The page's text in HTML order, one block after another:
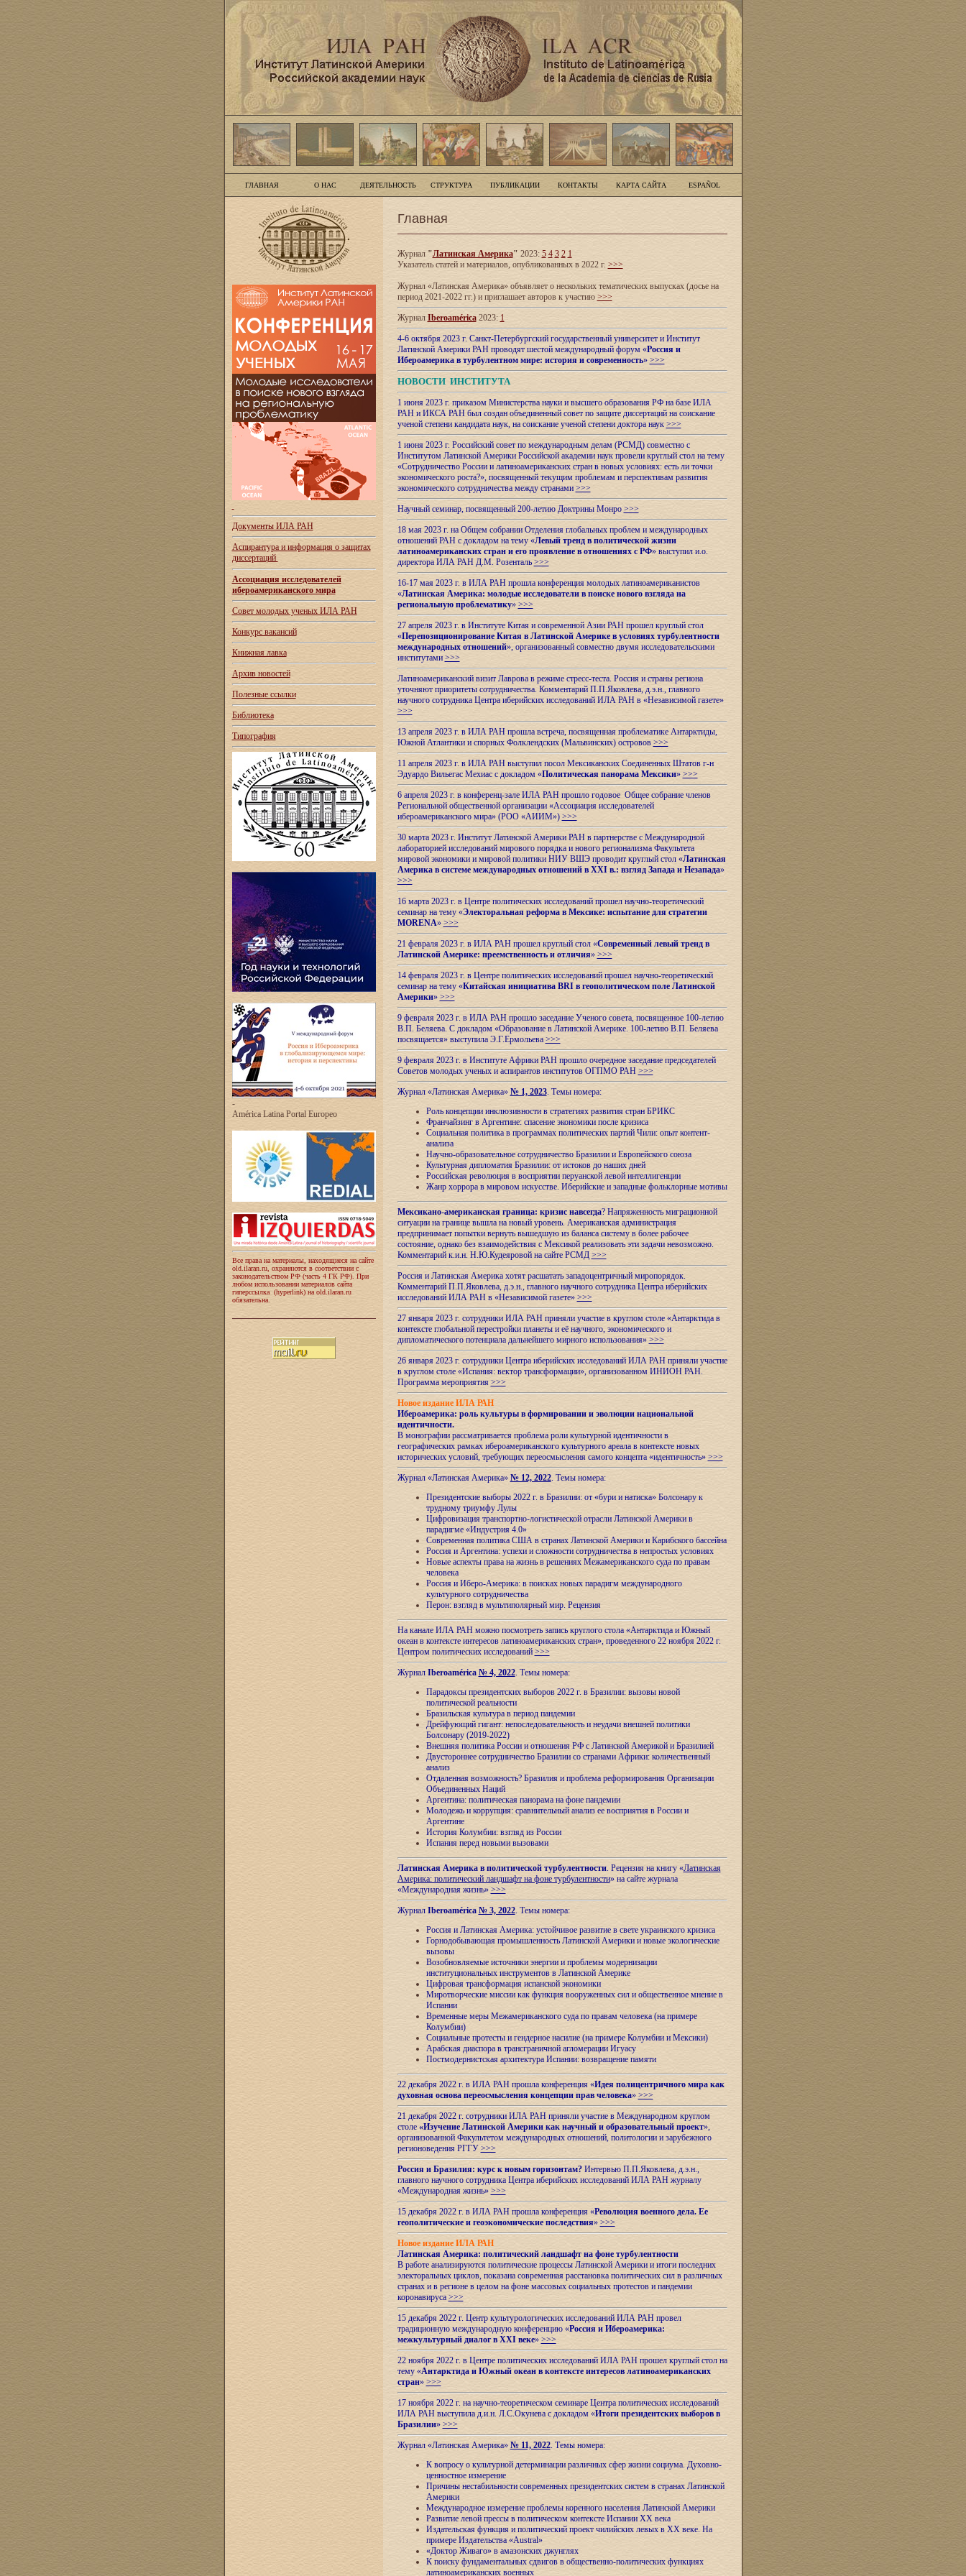
ГЛАВНАЯ О НАС ДЕЯТЕЛЬНОСТЬ СТРУКТУРА ПУБЛИКАЦИИ КОНТАКТЫ КАРТА САЙТА ESPAÑOL
Документы ИЛА РАН
Аспирантура и информация о защитах
диссертаций
Ассоциация исследователей
ибероамериканского мира
Совет молодых ученых ИЛА РАН
Конкурс вакансий
Книжная лавка
Архив новостей
Полезные ссылки
Библиотека
Типография
-
América Latina Portal Europeo
Все права на материалы, находящиеся на сайте
old.ilaran.ru, охраняются в соответствии с
законодательством РФ (часть 4 ГК РФ). При
любом использовании материалов сайта
гиперссылка (hyperlink) на old.ilaran.ru
обязательна.
Главная
Журнал"Латинская Америка" 2023: 5 4 3 2 1
Указатель статей и материалов, опубликованных в 2022 г. >>>
Журнал «Латинская Америка» объявляет о нескольких тематических выпусках (досье на
период 2021-2022 гг.) и приглашает авторов к участию >>>
Журнал Iberoamérica2023: 1
4-6 октября 2023 г. Санкт-Петербургский государственный университет и Институт
Латинской Америки РАН проводят шестой международный форум «Россия и
Ибероамерика в турбулентном мире: история и современность» >>>
НОВОСТИ ИНСТИТУТА
1 июня 2023 г. приказом Министерства науки и высшего образования РФ на базе ИЛА
РАН и ИКСА РАН был создан объединенный совет по защите диссертаций на соискание
ученой степени кандидата наук, на соискание ученой степени доктора наук >>>
1 июня 2023 г. Российский совет по международным делам (РСМД) совместно с
Институтом Латинской Америки Российской академии наук провели круглый стол на тему
«Сотрудничество России и латиноамериканских стран в новых условиях: есть ли точки
экономического роста?», посвященный текущим проблемам и перспективам развития
экономического сотрудничества между странами >>>
Научный семинар, посвященный 200-летию Доктрины Монро>>>
18 мая 2023 г. на Общем собрании Отделения глобальных проблем и международных
отношений РАН с докладом на тему «Левый тренд в политической жизни
латиноамериканских стран и его проявление в отношениях с РФ» выступил и.о.
директора ИЛА РАН Д.М. Розенталь >>>
16-17 мая 2023 г. в ИЛА РАН прошла конференция молодых латиноамериканистов
«Латинская Америка: молодые исследователи в поиске нового взгляда на
региональную проблематику» >>>
27 апреля 2023 г. в Институте Китая и современной Азии РАН прошел круглый стол
«Перепозиционирование Китая в ЛатинскойАмерике в условиях турбулентности
международных отношений», организованный совместно двумя исследовательскими
институтами >>>
Латиноамериканский визит Лаврова в режиме стресс-теста. Россия и страны региона
уточняют приоритеты сотрудничества. Комментарий П.П.Яковлева, д.э.н., главного
научного сотрудника Центра иберийских исследований ИЛА РАН в «Независимой газете»
>>>
13 апреля 2023 г. в ИЛА РАН прошла встреча, посвященная проблематике Антарктиды,
Южной Атлантики и спорных Фолклендских (Мальвинских) островов >>>
11 апреля 2023 г. в ИЛА РАН выступил посол Мексиканских Соединенных Штатов г-н
Эдуардо Вильегас Мехиас c докладом «Политическая панорама Мексики» >>>
6 апреля 2023 г. в конференц-зале ИЛА РАН прошло годовое Общее собрание членов
Региональной общественной организации «Ассоциация исследователей
ибероамериканского мира» (РОО «АИИМ») >>>
30 марта 2023 г. Институт Латинской Америки РАН в партнерстве с Международной
лабораторией исследований мирового порядка и нового регионализма Факультета
мировой экономики и мировой политики НИУ ВШЭ проводит круглый стол «Латинская
Америка в системе международных отношений в XXI в.: взгляд Запада и Незапада»
>>>
16 марта 2023 г. в Центре политических исследований прошел научно-теоретический
семинар на тему «Электоральная реформа в Мексике: испытание для стратегии
MORENA» >>>
21 февраля 2023 г. в ИЛА РАН прошел круглый стол «Современный левый тренд в
Латинской Америке: преемственность и отличия» >>>
14 февраля 2023 г. в Центре политических исследований прошел научно-теоретический
семинар на тему «Китайская инициатива BRI в геополитическом поле Латинской
Америки» >>>
9 февраля 2023 г. в ИЛА РАН прошло заседание Ученого совета, посвященное 100-летию
В.П. Беляева. С докладом «Образование в Латинской Америке. 100-летию В.П. Беляева
посвящается» выступила Э.Г.Ермольева >>>
9 февраля 2023 г. в Институте Африки РАН прошло очередное заседание председателей
Советов молодых ученых и аспирантов институтов ОГПМО РАН >>>
Журнал «Латинская Америка» № 1, 2023. Темы номера:
Роль концепции инклюзивности в стратегиях развития стран БРИКС
Франчайзинг в Аргентине: спасение экономики после кризиса
Социальная политика в программах политических партий Чили: опыт контент-
анализа
Научно-образовательное сотрудничество Бразилии и Европейского союза
Культурная дипломатия Бразилии: от истоков до наших дней
Российская революция в восприятии перуанской левой интеллигенции
Жанр хоррора в мировом искусстве. Иберийские и западные фольклорные мотивы
Мексикано-американская граница: кризис навсегда? Напряженность миграционной
ситуации на границе вышла на новый уровень. Американская администрация
предпринимает попытки вернуть вышедшую из баланса систему в более рабочее
состояние, однако без взаимодействия с Мексикой реализовать эти задачи невозможно.
Комментарий к.и.н. Н.Ю.Кудеяровой на сайте РСМД >>>
Россия и Латинская Америка хотят расшатать западоцентричный миропорядок.
Комментарий П.П.Яковлева, д.э.н., главного научного сотрудника Центра иберийских
исследований ИЛА РАН в «Независимой газете» >>>
27 января 2023 г. сотрудники ИЛА РАН приняли участие в круглом столе «Антарктида в
контексте глобальной перестройки планеты и её научного, экономического и
дипломатического потенциала дальнейшего мирного использования» >>>
26 января 2023 г. сотрудники Центра иберийских исследований ИЛА РАН приняли участие
в круглом столе «Испания: вектор трансформации», организованном ИНИОН РАН.
Программа мероприятия>>>
Новое издание ИЛА РАН
Ибероамерика: роль культуры в формировании и эволюции национальной
идентичности.
В монографии рассматривается проблема роли культурной идентичности в
географических рамках ибероамериканского культурного ареала в контексте новых
исторических условий, требующих переосмысления самого концепта «идентичность» >>>
Журнал «Латинская Америка» № 12, 2022. Темы номера:
Президентские выборы 2022 г. в Бразилии: от «бури и натиска» Болсонару к
трудному триумфу Лулы
Цифровизация транспортно-логистической отрасли Латинской Америки в
парадигме «Индустрия 4.0»
Современная политика США в странах Латинской Америки и Карибского бассейна
Россия и Аргентина: успехи и сложности сотрудничества в непростых условиях
Новые аспекты права на жизнь в решениях Межамериканского суда по правам
человека
Россия и Иберо-Америка: в поисках новых парадигм международного
культурного сотрудничества
Перон: взгляд в мультиполярный мир. Рецензия
На канале ИЛА РАН можно посмотреть запись круглого стола «Антарктида и Южный
океан в контексте интересов латиноамериканских стран», проведенного 22 ноября 2022 г.
Центром политических исследований >>>
Журнал Iberoamérica № 4, 2022. Темы номера:
Парадоксы президентских выборов 2022 г. в Бразилии: вызовы новой
политической реальности
Бразильская культура в период пандемии
Дрейфующий гигант: непоследовательность и неудачи внешней политики
Болсонару (2019-2022)
Внешняя политика России и отношения РФ с Латинской Америкой и Бразилией
Двустороннее сотрудничество Бразилии со странами Африки: количественный
анализ
Отдаленная возможность? Бразилия и проблема реформирования Организации
Объединенных Наций
Аргентина: политическая панорама на фоне пандемии
Молодежь и коррупция: сравнительный анализ ee восприятия в России и
Аргентине
История Колумбии: взгляд из России
Испания перед новыми вызовами
Латинская Америка в политической турбулентности. Рецензия на книгу «Латинская
Америка: политический ландшафт на фоне турбулентности» на сайте журнала
«Международная жизнь» >>>
Журнал Iberoamérica № 3, 2022. Темы номера:
Россия и Латинская Америка: устойчивое развитие в свете украинского кризиса
Горнодобывающая промышленность Латинской Америки и новые экологические
вызовы
Возобновляемые источники энергии и проблемы модернизации
институциональных инструментов в Латинской Америке
Цифровая трансформация испанской экономики
Миротворческие миссии как функция вооруженных сил и общественное мнение в
Испании
Временные меры Межамериканского суда по правам человека (на примере
Колумбии)
Социальные протесты и гендерное насилие (на примере Колумбии и Мексики)
Арабская диаспора в трансграничной агломерации Игуасу
Постмодернистская архитектура Испании: возвращение памяти
22 декабря 2022 г. в ИЛА РАН прошла конференция «Идея полицентричного мира как
духовная основа переосмысления концепции прав человека» >>>
21 декабря 2022 г. сотрудники ИЛА РАН приняли участие в Международном круглом
столе «Изучение Латинской Америки как научный и образовательный проект»,
организованной Факультетом международных отношений, политологии и зарубежного
регионоведения РГГУ >>>
Россия и Бразилия: курс к новым горизонтам?Интервью П.П.Яковлева, д.э.н.,
главного научного сотрудника Центра иберийских исследований ИЛА РАН журналу
«Международная жизнь» >>>
15 декабря 2022 г. в ИЛА РАН прошла конференция «Революция военного дела. Ее
геополитические и геоэкономические последствия» >>>
Новое издание ИЛА РАН
Латинская Америка: политический ландшафт на фоне турбулентности
В работе анализируются политические процессы Латинской Америки и итоги последних
электоральных циклов, показана современная расстановка политических сил в различных
странах и в регионе в целом на фоне массовых социальных протестов и пандемии
коронавируса >>>
15 декабря 2022 г. Центр культурологических исследований ИЛА РАН провел
традиционную международную конференцию «Россия и Ибероамерика:
межкультурный диалог в XXI веке» >>>
22 ноября 2022 г. в Центре политических исследований ИЛА РАН прошел круглый стол на
тему «Антарктида и Южный океан в контексте интересов латиноамериканских
стран» >>>
17 ноября 2022 г. на научно-теоретическом семинаре Центра политических исследований
ИЛА РАН выступила д.и.н. Л.С.Окунева с докладом «Итоги президентских выборов в
Бразилии» >>>
Журнал «Латинская Америка» № 11, 2022. Темы номера:
К вопросу о культурной детерминации различных сфер жизни социума. Духовно-
ценностное измерение
Причины нестабильности современных президентских систем в странах Латинской
Америки
Международное измерение проблемы коренного населения Латинской Америки
Развитие левой прессы в политическом контексте Испании XX века
Издательская функция и политический проект чилийских левых в XX веке. На
примере Издательства «Austral»
«Доктор Живаго» в амазонских джунглях
К поиску фундаментальных сдвигов в общественно-политических функциях
латиноамериканских военных